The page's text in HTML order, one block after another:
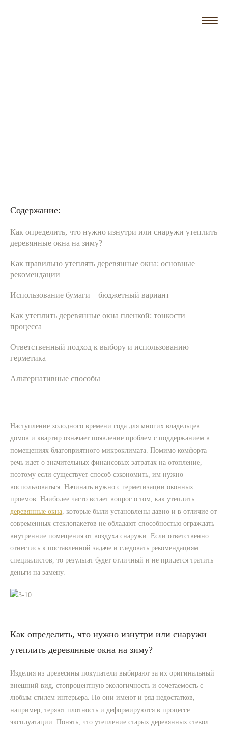
Содержание:
Как определить, что нужно изнутри или снаружи утеплить
деревянные окна на зиму?
Как правильно утеплять деревянные окна: основные
рекомендации
Использование бумаги – бюджетный вариант
Как утеплить деревянные окна пленкой: тонкости
процесса
Ответственный подход к выбору и использованию
герметика
Альтернативные способы
Наступление холодного времени года для многих владельцев
домов и квартир означает появление проблем с поддержанием в
помещениях благоприятного микроклимата. Помимо комфорта
речь идет о значительных финансовых затратах на отопление,
поэтому если существует способ сэкономить, им нужно
воспользоваться. Начинать нужно с герметизации оконных
проемов. Наиболее часто встает вопрос о том, как утеплить
деревянные окна, которые были установлены давно и в отличие от
современных стеклопакетов не обладают способностью ограждать
внутренние помещения от воздуха снаружи. Если ответственно
отнестись к поставленной задаче и следовать рекомендациям
специалистов, то результат будет отличный и не придется тратить
деньги на замену.
Как определить, что нужно изнутри или снаружи
утеплить деревянные окна на зиму?
Изделия из древесины покупатели выбирают за их оригинальный
внешний вид, стопроцентную экологичность и сочетаемость с
любым стилем интерьера. Но они имеют и ряд недостатков,
например, теряют плотность и деформируются в процессе
эксплуатации. Понять, что утепление старых деревянных стекол